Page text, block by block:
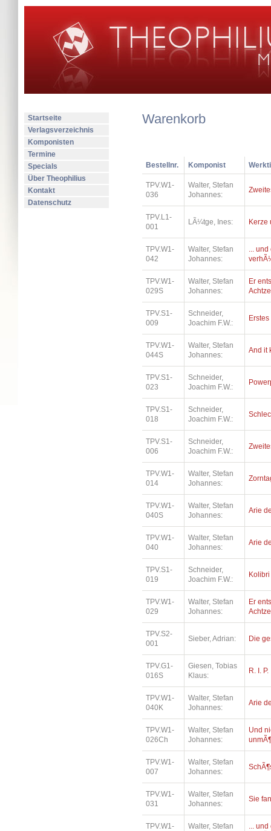
Startseite
Verlagsverzeichnis
Komponisten
Termine
Specials
Über Theophilius
Kontakt
Datenschutz
Warenkorb
Bestellnr. Komponist
TPV.W1-
036
Walter, Stefan
Johannes:
TPV.L1-
001
LÃ¼tge, Ines: Kerze
TPV.W1-
042
Walter, Stefan
Johannes:
... und
TPV.W1-
029S
Walter, Stefan
Johannes:
Er
TPV.S1-
009
Schneider,
Joachim F.W.:
TPV.W1-
044S
Walter, Stefan
Johannes:
And it
TPV.S1-
023
Schneider,
Joachim F.W.:
TPV.S1-
018
Schneider,
Joachim F.W.:
TPV.S1-
006
Schneider,
Joachim F.W.:
TPV.W1-
014
Walter, Stefan
Johannes:
TPV.W1-
040S
Walter, Stefan
Johannes:
Arie
TPV.W1-
040
Walter, Stefan
Johannes:
Arie
TPV.S1-
019
Schneider,
Joachim F.W.:
Kolibri
TPV.W1-
029
Walter, Stefan
Johannes:
Er
TPV.S2-
001
Sieber, Adrian: Die
TPV.G1-
016S
Giesen, Tobias
Klaus:
R. I. P.
TPV.W1-
040K
Walter, Stefan
Johannes:
Arie
TPV.W1-
026Ch
Walter, Stefan
Johannes:
Und
TPV.W1-
007
Walter, Stefan
Johannes:
TPV.W1-
031
Walter, Stefan
Johannes:
Sie
TPV.W1-
Walter, Stefan
... und